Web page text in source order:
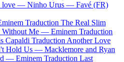
love — Ninho Urus — Favé (FR)
Traduction The Real Slim
Without Me — Eminem Traduction
Capaldi Traduction Another Love
Hold Us — Macklemore and Ryan
— Eminem Traduction Last